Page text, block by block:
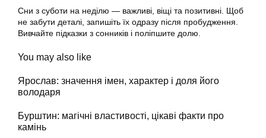
Сни з суботи на неділю — важливі, віщі та позитивні. Щоб
не забути деталі, запишіть їх одразу після пробудження.
Вивчайте підказки з сонників і поліпшите долю.
You may also like
Ярослав: значення імен, характер і доля його
володаря
Бурштин: магічні властивості, цікаві факти про
камінь